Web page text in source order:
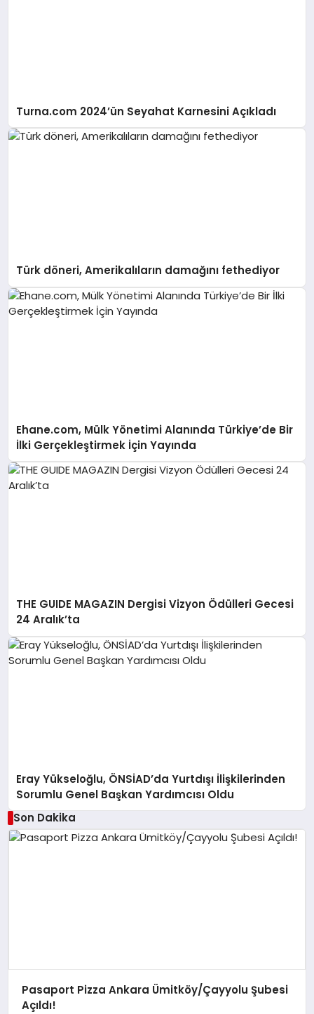
Turna.com 2024’ün Seyahat Karnesini Açıkladı
Türk döneri, Amerikalıların damağını fethediyor
Ehane.com, Mülk Yönetimi Alanında Türkiye’de Bir
İlki Gerçekleştirmek İçin Yayında
THE GUIDE MAGAZIN Dergisi Vizyon Ödülleri Gecesi
24 Aralık’ta
Eray Yükseloğlu, ÖNSİAD’da Yurtdışı İlişkilerinden
Sorumlu Genel Başkan Yardımcısı Oldu
Son Dakika
Pasaport Pizza Ankara Ümitköy/Çayyolu Şubesi
Açıldı!